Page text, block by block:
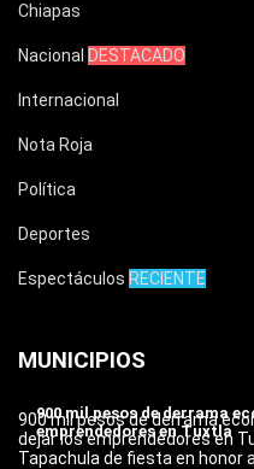
Chiapas
Nacional DESTACADO
Internacional
Nota Roja
Política
Deportes
Espectáculos RECIENTE
MUNICIPIOS
900 mil pesos de derrama
emprendedores en Tuxtla
900 mil pesos de derrama
dejar los emprendedores en
Tapachula de fiesta en honor